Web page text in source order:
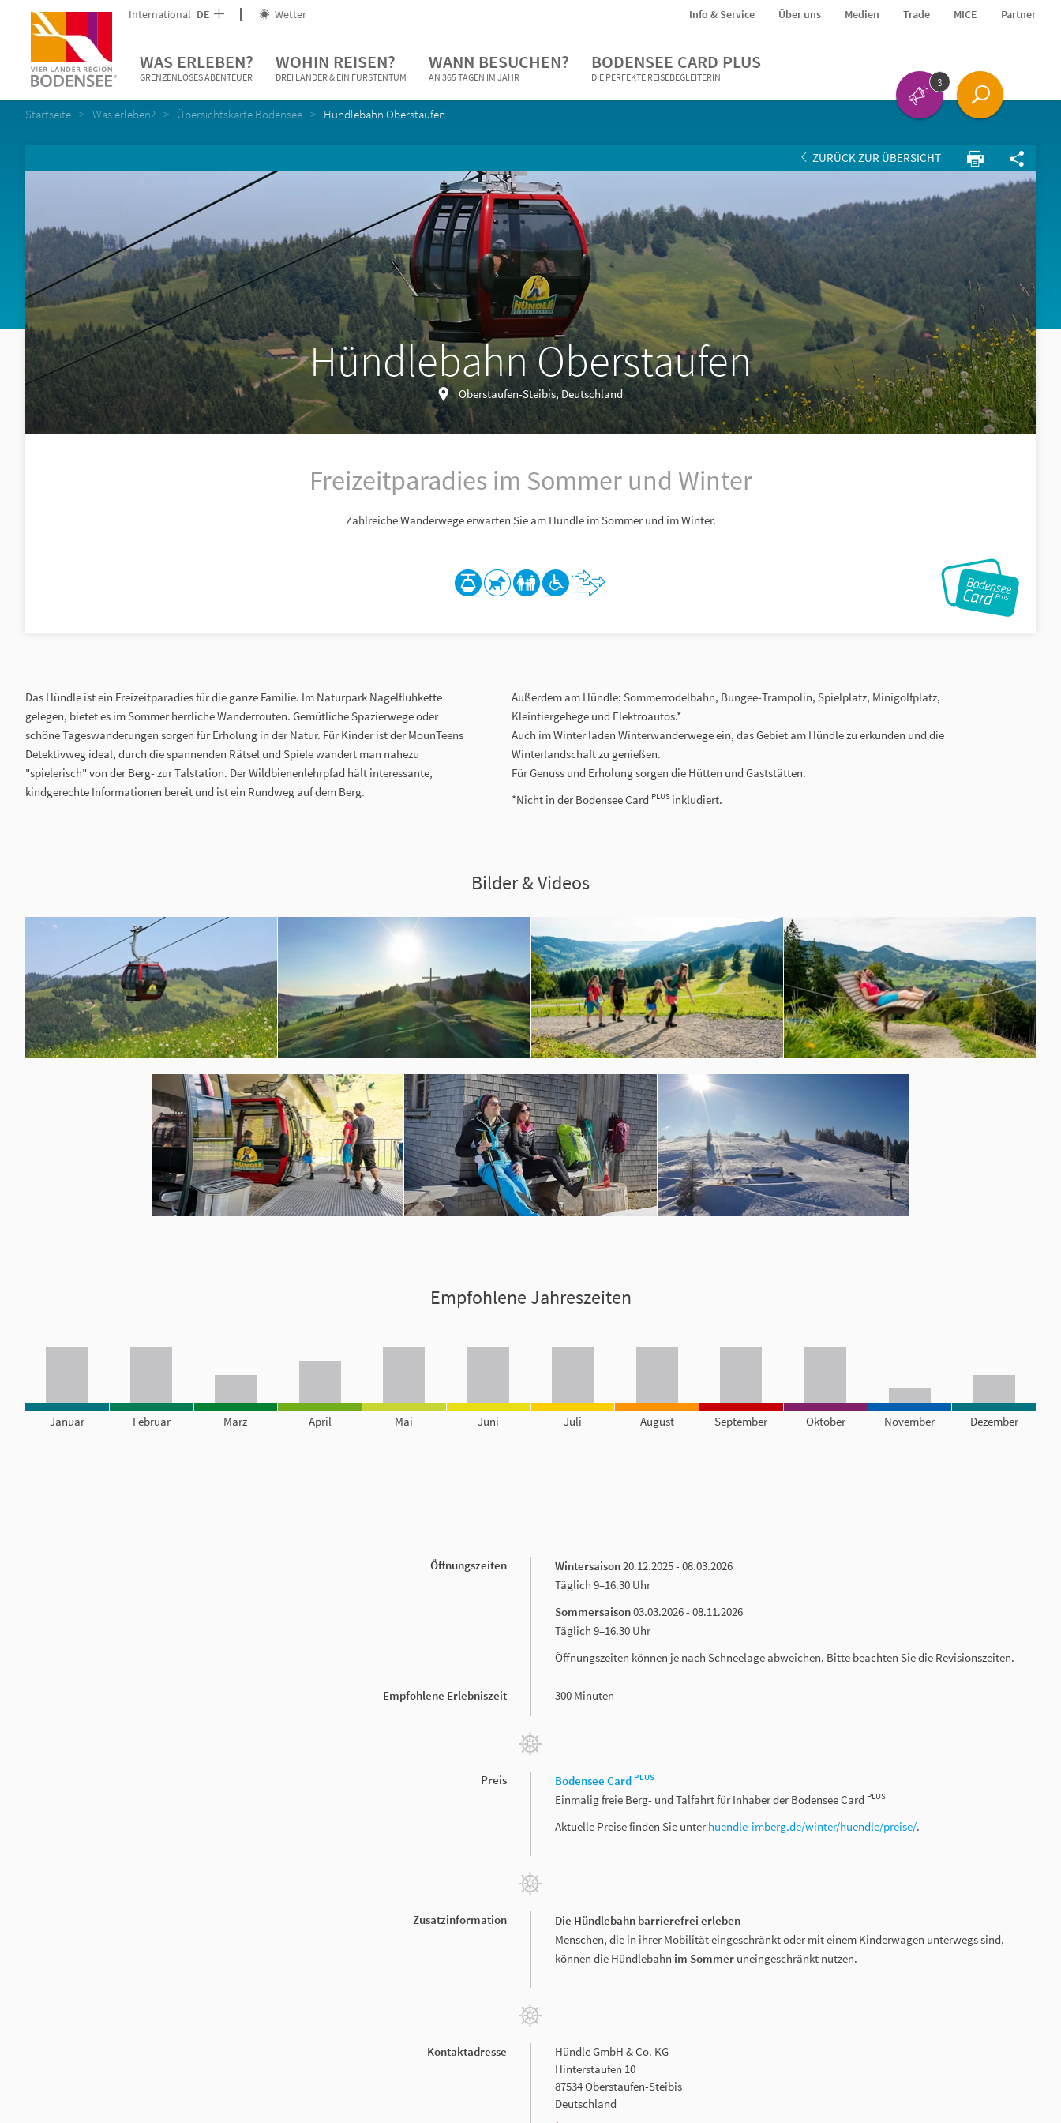
International DE Wetter Info & Service Über uns Medien Trade MICE Partner
WAS ERLEBEN?
GRENZENLOSES ABENTEUER
WOHIN REISEN?
DREI LÄNDER & EIN FÜRSTENTUM
WANN BESUCHEN?
AN 365 TAGEN IM JAHR
BODENSEE CARD PLUS
DIE PERFEKTE REISEBEGLEITERIN 3
Startseite Was erleben? Übersichtskarte Bodensee Hündlebahn Oberstaufen
ZURÜCK ZUR ÜBERSICHT
Hündlebahn Oberstaufen
Oberstaufen-Steibis, Deutschland
Freizeitparadies im Sommer und Winter
Zahlreiche Wanderwege erwarten Sie am Hündle im Sommer und im Winter.
Das Hündle ist ein Freizeitparadies für die ganze Familie. Im Naturpark Nagelfluhkette
gelegen, bietet es im Sommer herrliche Wanderrouten. Gemütliche Spazierwege oder
schöne Tageswanderungen sorgen für Erholung in der Natur. Für Kinder ist der MounTeens
Detektivweg ideal, durch die spannenden Rätsel und Spiele wandert man nahezu
"spielerisch" von der Berg- zur Talstation. Der Wildbienenlehrpfad hält interessante,
kindgerechte Informationen bereit und ist ein Rundweg auf dem Berg.
Außerdem am Hündle: Sommerrodelbahn, Bungee-Trampolin, Spielplatz, Minigolfplatz,
Kleintiergehege und Elektroautos.*
Auch im Winter laden Winterwanderwege ein, das Gebiet am Hündle zu erkunden und die
Winterlandschaft zu genießen.
Für Genuss und Erholung sorgen die Hütten und Gaststätten.
*Nicht in der Bodensee Card PLUS inkludiert.
Bilder & Videos
Empfohlene Jahreszeiten
Januar Februar März April Mai Juni Juli August September Oktober November Dezember
Öffnungszeiten Wintersaison20.12.2025 - 08.03.2026
Täglich 9–16.30 Uhr
Sommersaison03.03.2026 - 08.11.2026
Täglich 9–16.30 Uhr
Öffnungszeiten können je nach Schneelage abweichen. Bitte beachten Sie die Revisionszeiten.
Empfohlene Erlebniszeit 300 Minuten
Preis Bodensee Card PLUS
Einmalig freie Berg- und Talfahrt für Inhaber der Bodensee Card PLUS
Aktuelle Preise finden Sie unterhuendle-imberg.de/winter/huendle/preise/.
Zusatzinformation
Die Hündlebahn barrierefrei erleben
Menschen, die in ihrer Mobilität eingeschränkt oder mit einem Kinderwagen unterwegs sind,
können die Hündlebahn im Sommer uneingeschränkt nutzen.
Kontaktadresse
Hündle GmbH & Co. KG
Hinterstaufen 10
87534 Oberstaufen-Steibis
Deutschland